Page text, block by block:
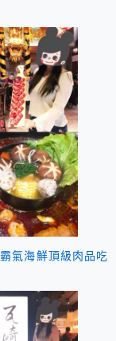
氣海鮮頂級肉品吃